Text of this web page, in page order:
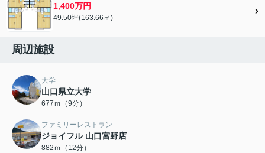
1,400万円
49.50坪(163.66㎡)
周辺施設
大学
山口県立大学
677ｍ（9分）
ファミリーレストラン
ジョイフル 山口宮野店
882ｍ（12分）